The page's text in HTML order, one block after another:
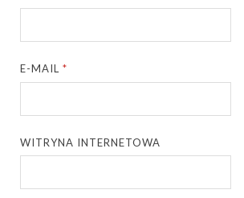
E-MAIL*
WITRYNA INTERNETOWA